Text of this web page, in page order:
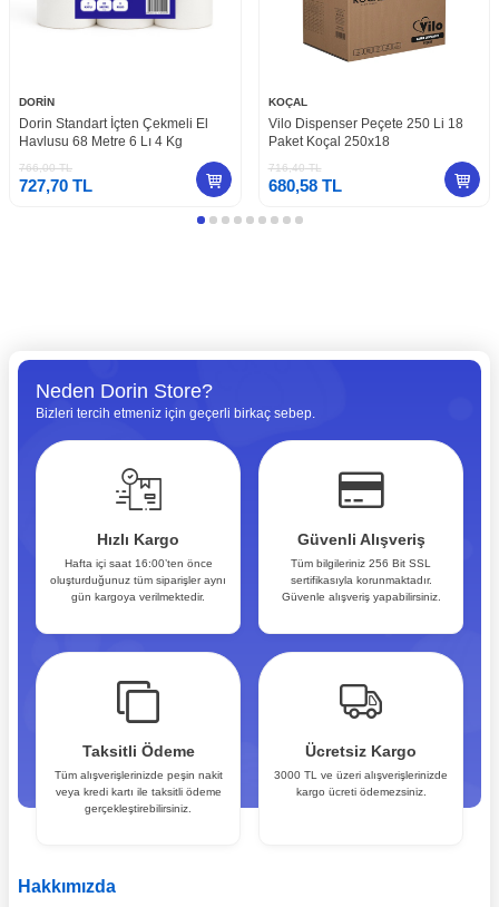
DORİN
Dorin Standart İçten Çekmeli El
Havlusu 68 Metre 6 Lı 4 Kg
766,00TL
727,70 TL
KOÇAL
Vilo Dispenser Peçete 250 Li 18
Paket Koçal 250x18
716,40TL
680,58TL
Neden Dorin Store?
Bizleri tercih etmeniz için geçerli birkaç sebep.
Hızlı Kargo
Hafta içi saat 16:00’ten önce
oluşturduğunuz tüm siparişler aynı
gün kargoya verilmektedir.
Güvenli Alışveriş
Tüm bilgileriniz 256 Bit SSL
sertifikasıyla korunmaktadır.
Güvenle alışveriş yapabilirsiniz.
Taksitli Ödeme
Tüm alışverişlerinizde peşin nakit
veya kredi kartı ile taksitli ödeme
gerçekleştirebilirsiniz.
Ücretsiz Kargo
3000 TL ve üzeri alışverişlerinizde
kargo ücreti ödemezsiniz.
Hakkımızda